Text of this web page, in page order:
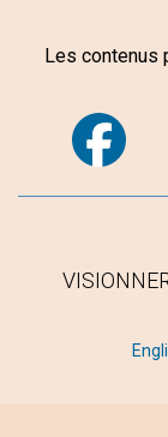
Les contenus